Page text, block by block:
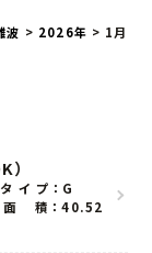
波 > 2026年 > 1月
）
イ プ：G
積：40.52